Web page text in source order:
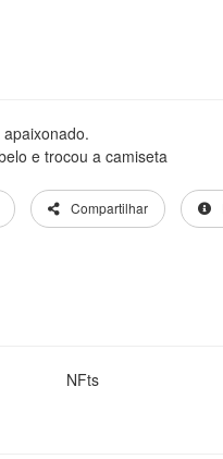
e trocou a camiseta
Compartilhar
NFts